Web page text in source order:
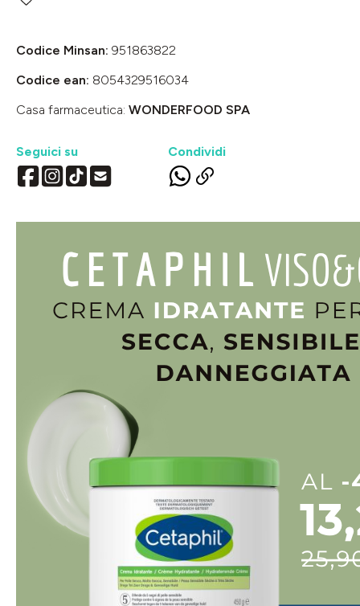
Codice Minsan: 951863822
Codice ean: 8054329516034
Casa farmaceutica: WONDERFOOD SPA
Seguici su Condividi